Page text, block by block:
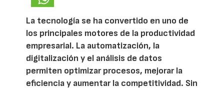
La tecnología se ha convertido en uno de
los principales motores de la productividad
empresarial. La automatización, la
digitalización y el análisis de datos
permiten optimizar procesos, mejorar la
eficiencia y aumentar la competitividad. Sin